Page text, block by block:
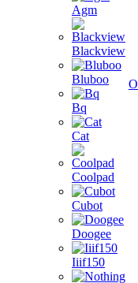
Agm
Blackview
Bluboo
Bq
Cat
Coolpad
Cubot
Doogee
Iiif150